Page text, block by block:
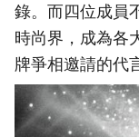
錄。而四位成員
時尚界，成為各
牌爭相邀請的代